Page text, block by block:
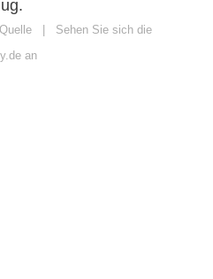
| Sehen Sie sich die
an